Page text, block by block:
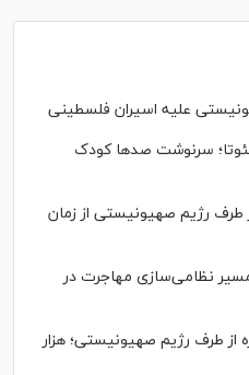
علیه اسیران فلسطینی
سرنوشت صدها کودک
غزه از طرف رژیم صهیونیستی از زمان
نظامی‌سازی مهاجرت در
غزه از طرف رژیم صهیونیستی؛ هزار